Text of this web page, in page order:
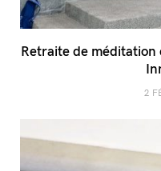
Retraite de méditation
2